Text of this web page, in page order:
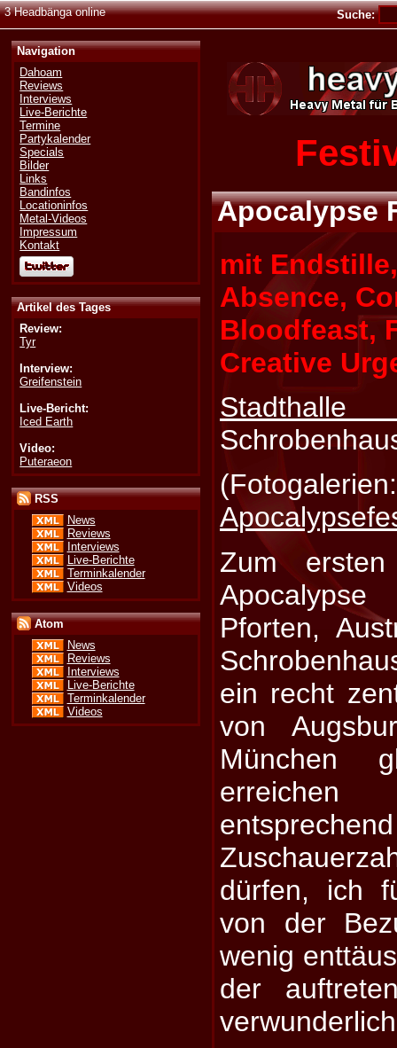
3 Headbänga online Suche:
Navigation
Dahoam
Reviews
Interviews
Live-Berichte
Termine
Partykalender
Specials
Bilder
Links
Bandinfos
Locationinfos
Metal-Videos
Impressum
Kontakt
Artikel des Tages
Review:
Tyr
Interview:
Greifenstein
Live-Bericht:
Iced Earth
Video:
Puteraeon
RSS
News
Reviews
Interviews
Live-Berichte
Terminkalender
Videos
Atom
News
Reviews
Interviews
Live-Berichte
Terminkalender
Videos
Apocalypse
mit
Absence,
Bloodfeast,
Creative
Stadthalle
(Fotogalerien:
Zum
Pforten,
ein recht
von
München
dürfen, ich
von der
wenig
der